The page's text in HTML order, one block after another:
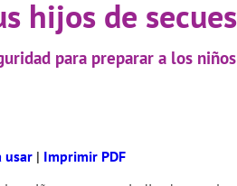
hijos de
para preparar a los
usar | Imprimir PDF